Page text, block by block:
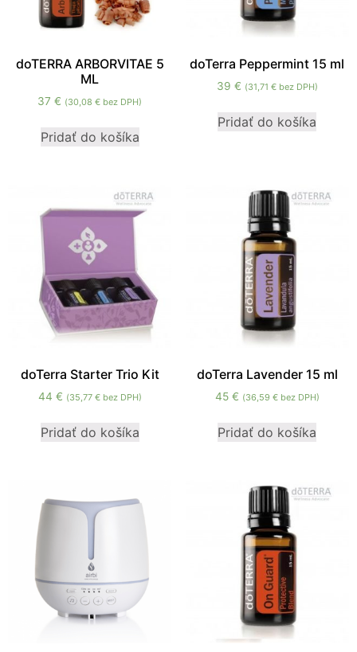
doTERRA ARBORVITAE 5
ML
37€ (30,08€ bez DPH)
Pridať do košíka
doTerra Peppermint 15 ml
39 € (31,71 €bez DPH)
Pridať do košíka
doTerra Starter Trio Kit
44 € (35,77 €bez DPH)
Pridať do košíka
doTerra Lavender 15 ml
45 € (36,59 €bez DPH)
Pridať do košíka